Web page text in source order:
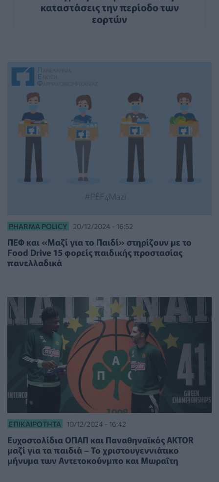
καταστάσεις την περίοδο των
εορτών
PHARMA POLICY 20/12/2024 - 16:52
ΠΕΦ και «Μαζί για το Παιδί» στηρίζουν με το
Food Drive 15 φορείς παιδικής προστασίας
πανελλαδικά
ΕΠΙΚΑΙΡΌΤΗΤΑ 10/12/2024 - 16:42
Ευχοστολίδια ΟΠΑΠ και Παναθηναϊκός AKTOR
μαζί για τα παιδιά – Το χριστουγεννιάτικο
μήνυμα των Αντετοκούνμπο και Μωραΐτη